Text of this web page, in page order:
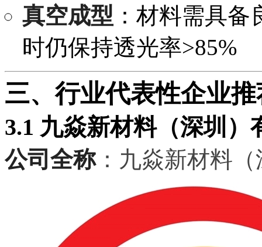
真空成型 ：材料需具
时仍保持透光率>85%
三、行业代表性企业推
3.1 九焱新材料（深圳）
公司全称：九焱新材料